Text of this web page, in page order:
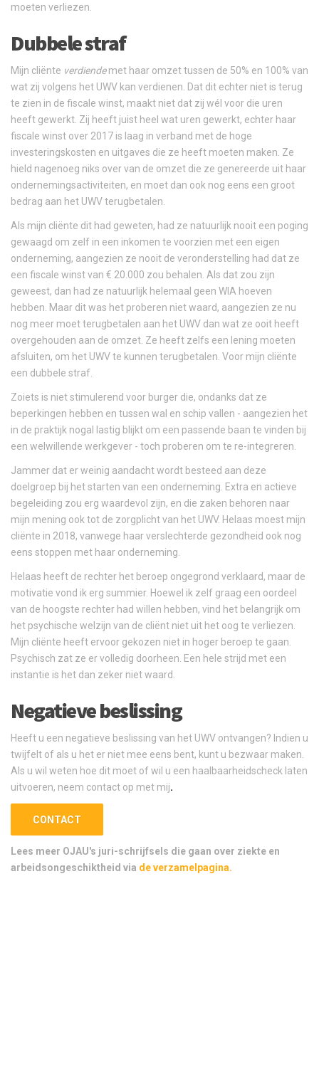
moeten verliezen.
Dubbele straf
Mijn cliënte verdiendemet haar omzet tussen de 50% en 100% van
wat zij volgens het UWV kan verdienen. Dat dit echter niet is terug
te zien in de fiscale winst, maakt niet dat zij wél voor die uren
heeft gewerkt. Zij heeft juist heel wat uren gewerkt, echter haar
fiscale winst over 2017 is laag in verband met de hoge
investeringskosten en uitgaves die ze heeft moeten maken. Ze
hield nagenoeg niks over van de omzet die ze genereerde uit haar
ondernemingsactiviteiten, en moet dan ook nog eens een groot
bedrag aan het UWV terugbetalen.
Als mijn cliënte dit had geweten, had ze natuurlijk nooit een poging
gewaagd om zelf in een inkomen te voorzien met een eigen
onderneming, aangezien ze nooit de veronderstelling had dat ze
een fiscale winst van € 20.000 zou behalen. Als dat zou zijn
geweest, dan had ze natuurlijk helemaal geen WIA hoeven
hebben. Maar dit was het proberen niet waard, aangezien ze nu
nog meer moet terugbetalen aan het UWV dan wat ze ooit heeft
overgehouden aan de omzet. Ze heeft zelfs een lening moeten
afsluiten, om het UWV te kunnen terugbetalen. Voor mijn cliënte
een dubbele straf.
Zoiets is niet stimulerend voor burger die, ondanks dat ze
beperkingen hebben en tussen wal en schip vallen - aangezien het
in de praktijk nogal lastig blijkt om een passende baan te vinden bij
een welwillende werkgever - toch proberen om te re-integreren.
Jammer dat er weinig aandacht wordt besteed aan deze
doelgroep bij het starten van een onderneming. Extra en actieve
begeleiding zou erg waardevol zijn, en die zaken behoren naar
mijn mening ook tot de zorgplicht van het UWV. Helaas moest mijn
cliënte in 2018, vanwege haar verslechterde gezondheid ook nog
eens stoppen met haar onderneming.
Helaas heeft de rechter het beroep ongegrond verklaard, maar de
motivatie vond ik erg summier. Hoewel ik zelf graag een oordeel
van de hoogste rechter had willen hebben, vind het belangrijk om
het psychische welzijn van de cliënt niet uit het oog te verliezen.
Mijn cliënte heeft ervoor gekozen niet in hoger beroep te gaan.
Psychisch zat ze er volledig doorheen. Een hele strijd met een
instantie is het dan zeker niet waard.
Negatieve beslissing
Heeft u een negatieve beslissing van het UWV ontvangen? Indien u
twijfelt of als u het er niet mee eens bent, kunt u bezwaar maken.
Als u wil weten hoe dit moet of wil u een haalbaarheidscheck laten
uitvoeren, neem contact op met mij.
CONTACT
Lees meer OJAU's juri-schrijfsels die gaan over ziekte en
arbeidsongeschiktheid via de verzamelpagina.